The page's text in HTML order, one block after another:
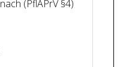
nach (PflAPrV §4)